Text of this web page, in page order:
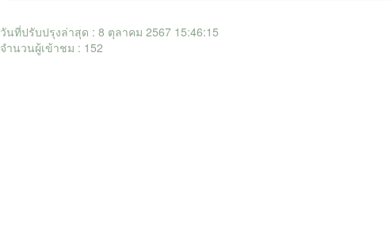
วันที่ปรับปรุงล่าสุด : 8 ตุลาคม 2567 15:46:15
จำนวนผู้เข้าชม : 152